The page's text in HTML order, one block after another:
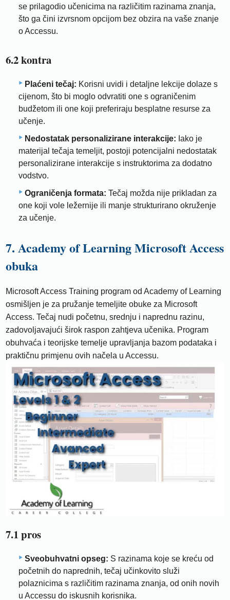
se prilagodio učenicima na različitim razinama znanja,
što ga čini izvrsnom opcijom bez obzira na vaše znanje
o Accessu.
6.2 kontra
Plaćeni tečaj: Korisni uvidi i detaljne lekcije dolaze s
cijenom, što bi moglo odvratiti one s ograničenim
budžetom ili one koji preferiraju besplatne resurse za
učenje.
Nedostatak personalizirane interakcije: Iako je
materijal tečaja temeljit, postoji potencijalni nedostatak
personalizirane interakcije s instruktorima za dodatno
vodstvo.
Ograničenja formata: Tečaj možda nije prikladan za
one koji vole ležernije ili manje strukturirano okruženje
za učenje.
7. Academy of Learning Microsoft Access
obuka
Microsoft Access Training program od Academy of Learning
osmišljen je za pružanje temeljite obuke za Microsoft
Access. Tečaj nudi početnu, srednju i naprednu razinu,
zadovoljavajući širok raspon zahtjeva učenika. Program
obuhvaća i teorijske temelje upravljanja bazom podataka i
praktičnu primjenu ovih načela u Accessu.
7.1 pros
Sveobuhvatni opseg: S razinama koje se kreću od
početnih do naprednih, tečaj učinkovito služi
polaznicima s različitim razinama znanja, od onih novih
u Accessu do iskusnih korisnika.